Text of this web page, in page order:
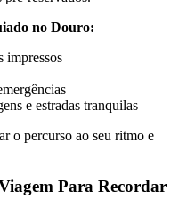
no Douro:
impressos
e estradas tranquilas
o percurso ao seu ritmo e
Para Recordar